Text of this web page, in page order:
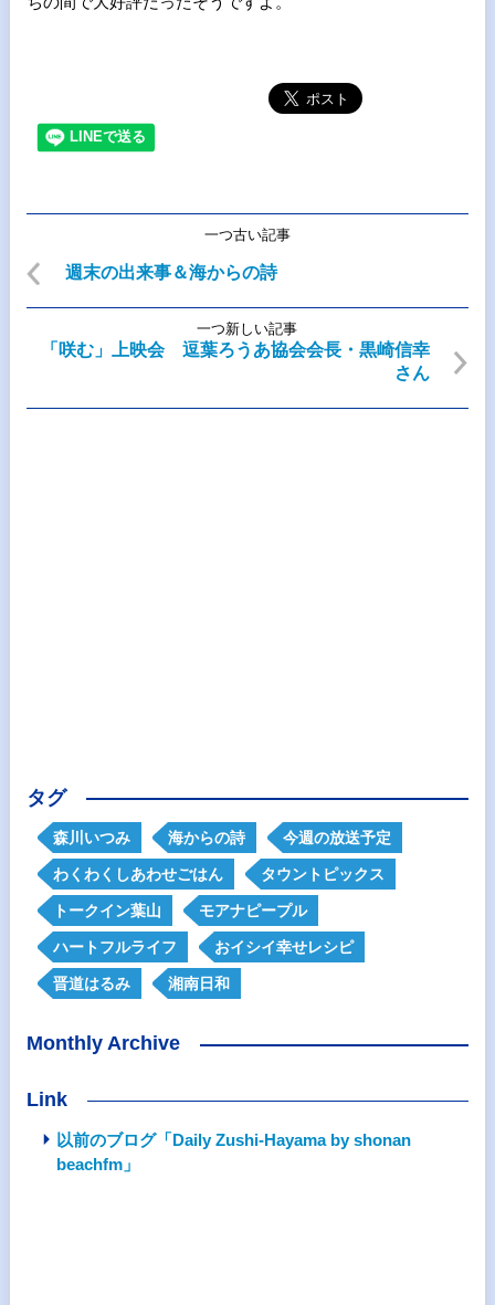
一つ古い記事
週末の出来事＆海からの詩
一つ新しい記事
「咲む」上映会 逗葉ろうあ協会会長・黒崎信幸
さん
タグ
森川いつみ 海からの詩 今週の放送予定
わくわくしあわせごはん タウントピックス
トークイン葉山 モアナピープル
ハートフルライフ おイシイ幸せレシピ
晋道はるみ 湘南日和
Monthly Archive
Link
以前のブログ「Daily Zushi-Hayama by shonan
beachfm」